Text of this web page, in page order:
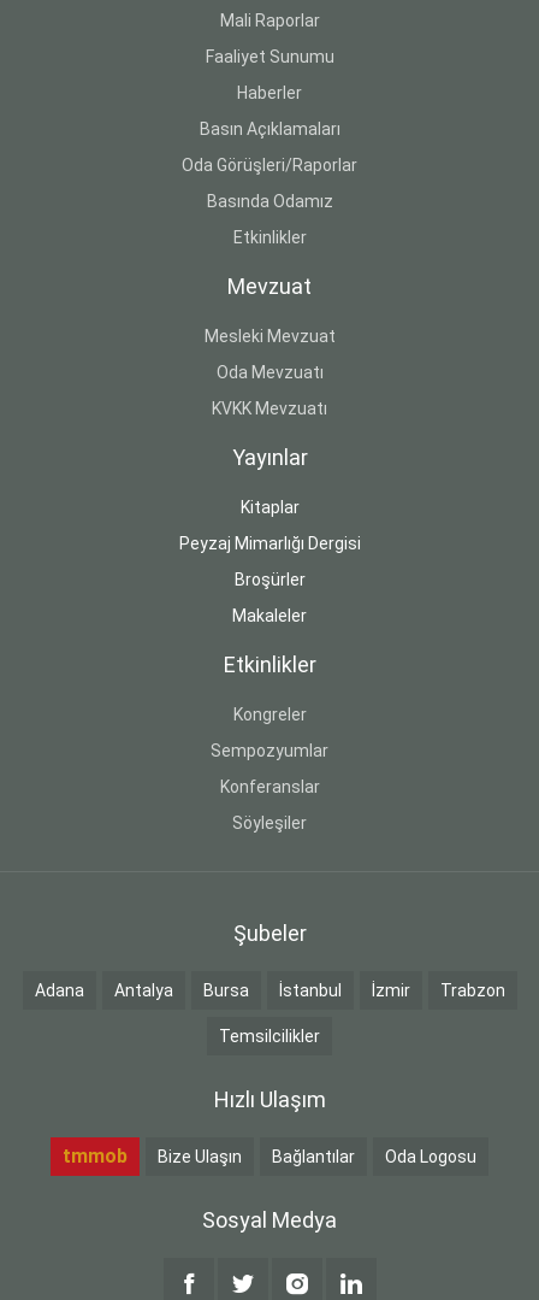
Mali Raporlar
Faaliyet Sunumu
Haberler
Basın Açıklamaları
Oda Görüşleri/Raporlar
Basında Odamız
Etkinlikler
Mevzuat
Mesleki Mevzuat
Oda Mevzuatı
KVKK Mevzuatı
Yayınlar
Kitaplar
Peyzaj Mimarlığı Dergisi
Broşürler
Makaleler
Etkinlikler
Kongreler
Sempozyumlar
Konferanslar
Söyleşiler
Şubeler
Adana Antalya Bursa İstanbul İzmir Trabzon
Temsilcilikler
Hızlı Ulaşım
tmmob Bize Ulaşın Bağlantılar Oda Logosu
Sosyal Medya